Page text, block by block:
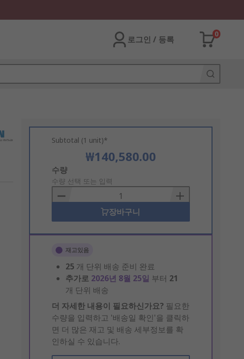
로그인 / 등록
0
Subtotal (1 unit)*
₩140,580.00
Add
to
Basket
수량
수량 선택 또는 입력
장바구니
재고있음
25 개 단위 배송 준비 완료
추가로 2026년 8월 25일 부터 21
개 단위 배송
더 자세한 내용이 필요하신가요? 필요한
수량을 입력하고 '배송일 확인'을 클릭하
면 더 많은 재고 및 배송 세부정보를 확
인하실 수 있습니다.